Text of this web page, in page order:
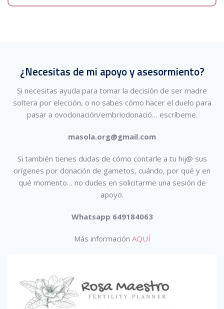
¿Necesitas de mi apoyo y asesormiento?
Si necesitas ayuda para tomar la decisión de ser madre
soltera por elección, o no sabes cómo hacer el duelo para
pasar a ovodonación/embriodonació… escríbeme.
masola.org@gmail.com
Si también tienes dudas de cómo contarle a tu hij@ sus
orígenes por donación de gametos, cuándo, por qué y en
qué momento… no dudes en solicitarme una sesión de
apoyo.
Whatsapp 649184063
Más información AQUÍ